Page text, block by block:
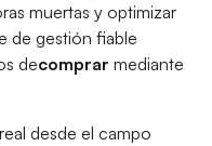
muertas y optimizar
de gestión fiable
decomprarmediante
desde el campo